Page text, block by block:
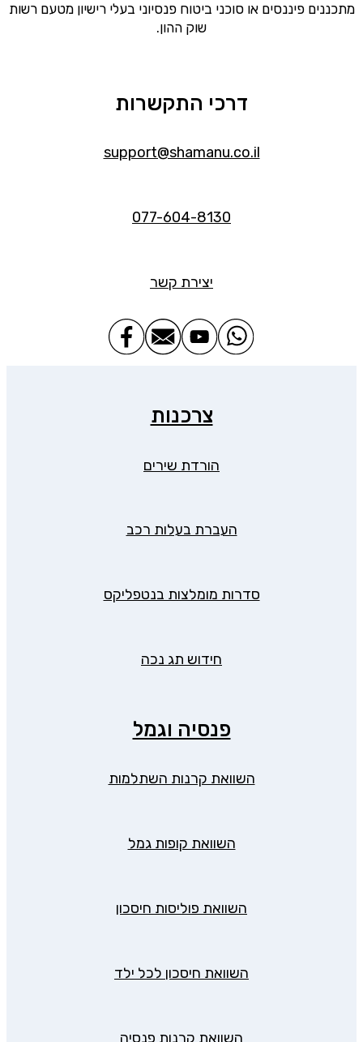
מתכננים פיננסים או סוכני ביטוח פנסיוני בעלי רישיון מטעם רשות
שוק ההון.
דרכי התקשרות
support@shamanu.co.il
077-604-8130
יצירת קשר
צרכנות
הורדת שירים
העברת בעלות רכב
סדרות מומלצות בנטפליקס
חידוש תג נכה
פנסיה וגמל
השוואת קרנות השתלמות
השוואת קופות גמל
השוואת פוליסות חיסכון
השוואת חיסכון לכל ילד
השוואת קרנות פנסיה